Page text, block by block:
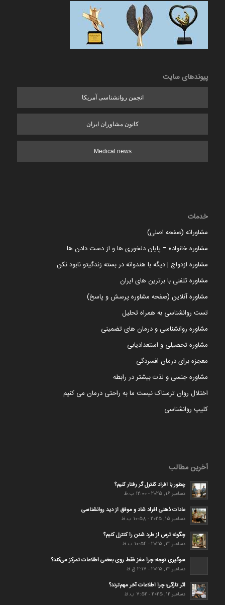
پیوندهای سایت
انجمن روانشناسی آمریکا
کانون مشاوران ایران
Medical news
خدمات
مشاورانه (صفحه اصلی)
مشاوره خانواده = پایان دلخوری ها و از دست دادن ها
مشاوره ازدواج | دیگه با هندوانه در بسته زندگیتو نابود نکن
مشاوره تلفنی با برترین های ایران
مشاوره آنلاین (صفحه مشاوره پرسش و پاسخ)
تست روانشناسی به همراه تحلیل
مشاوره روانشناسی و درمان های تضمینی
مشاوره تحصیلی و استعدادیابی
معجزه برای درمان افسردگی
مشاوره جنسی و لذت بیشتر در رابطه
اختلال روان ترسناک نیست ما به راحتی درمان می کنیم
کلیپ روانشناسی
آخرین مطالب
چطور با افراد کنترل گر رفتار کنیم؟
دسامبر 16, 2025 - 12:00 ب.ظ
عادات ذهنی افراد شاد و موفق از دید روانشناسی
دسامبر 15, 2025 - 10:58 ب.ظ
چگونه ترس از طرد شدن را کنترل کنیم؟
دسامبر 14, 2025 - 10:54 ب.ظ
سوگیری توجه؛ چرا مغز فقط روی بعضی اطلاعات تمرکز می‌کند؟
دسامبر 14, 2025 - 2:17 ق.ظ
اثر تازگی؛ چرا اطلاعات آخر مهم‌ترند؟
دسامبر 12, 2025 - 7:52 ب.ظ